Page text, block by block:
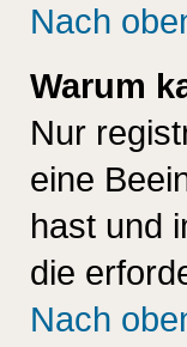
Nach
Warum
Nur
eine
hast und
die
Nach